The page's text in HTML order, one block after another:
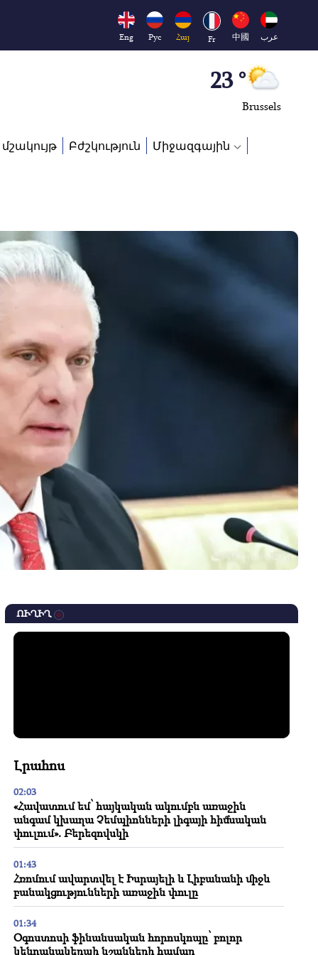
Eng Рус Հայ Fr 中國 عرب 26 °
Beijing
23 °
Brussels
Բժշկություն
Միջազգային
ՈՒՂԻՂ
Լրահոս
02:03
«Հավատում եմ՝ հայկական ակումբն առաջին
անգամ կխաղա Չեմպիոնների լիգայի հիմնական
փուլում». Բերեզովսկի
01:43
Հռոմում ավարտվել է Իսրայելի և Լիբանանի միջև
բանակցությունների առաջին փուլը
01:34
Օգոստոսի ֆինանսական հորոսկոպը՝ բոլոր
կենդանակերպի նշանների համար